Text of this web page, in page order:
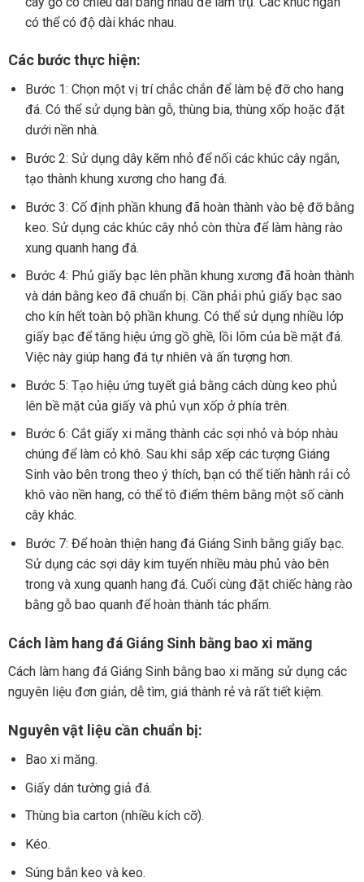
có thể có độ dài khác nhau.
Các bước thực hiện:
Bước 1: Chọn một vị trí chắc chắn để làm bệ đỡ cho hang
đá. Có thể sử dụng bàn gỗ, thùng bia, thùng xốp hoặc đặt
dưới nền nhà.
Bước 2: Sử dụng dây kẽm nhỏ để nối các khúc cây ngắn,
tạo thành khung xương cho hang đá.
Bước 3: Cố định phần khung đã hoàn thành vào bệ đỡ bằng
keo. Sử dụng các khúc cây nhỏ còn thừa để làm hàng rào
xung quanh hang đá.
Bước 4: Phủ giấy bạc lên phần khung xương đã hoàn thành
và dán bằng keo đã chuẩn bị. Cần phải phủ giấy bạc sao
cho kín hết toàn bộ phần khung. Có thể sử dụng nhiều lớp
giấy bạc để tăng hiệu ứng gồ ghề, lồi lõm của bề mặt đá.
Việc này giúp hang đá tự nhiên và ấn tượng hơn.
Bước 5: Tạo hiệu ứng tuyết giả bằng cách dùng keo phủ
lên bề mặt của giấy và phủ vụn xốp ở phía trên.
Bước 6: Cắt giấy xi măng thành các sợi nhỏ và bóp nhàu
chúng để làm cỏ khô. Sau khi sắp xếp các tượng Giáng
Sinh vào bên trong theo ý thích, bạn có thể tiến hành rải cỏ
khô vào nền hang, có thể tô điểm thêm bằng một số cành
cây khác.
Bước 7: Để hoàn thiện hang đá Giáng Sinh bằng giấy bạc.
Sử dụng các sợi dây kim tuyến nhiều màu phủ vào bên
trong và xung quanh hang đá. Cuối cùng đặt chiếc hàng rào
bằng gỗ bao quanh để hoàn thành tác phẩm.
Cách làm hang đá Giáng Sinh bằng bao xi măng
Cách làm hang đá Giáng Sinh bằng bao xi măng sử dụng các
nguyên liệu đơn giản, dễ tìm, giá thành rẻ và rất tiết kiệm.
Nguyên vật liệu cần chuẩn bị:
Bao xi măng.
Giấy dán tường giả đá.
Thùng bìa carton (nhiều kích cỡ).
Kéo.
Súng bắn keo và keo.